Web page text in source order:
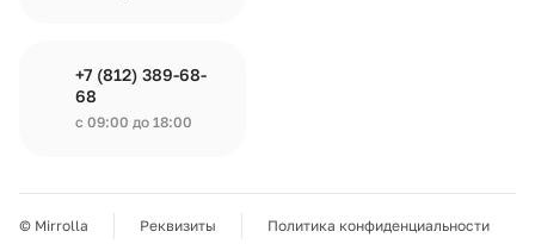
+7 (812) 389-68-
68
с 09:00 до 18:00
© Mirrolla Реквизиты Политика конфиденциальности